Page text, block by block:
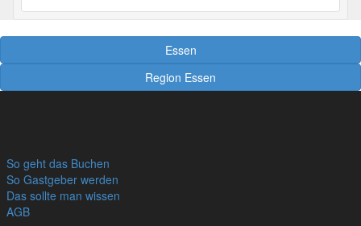
Essen
Region Essen
So geht das Buchen
So Gastgeber werden
Das sollte man wissen
AGB